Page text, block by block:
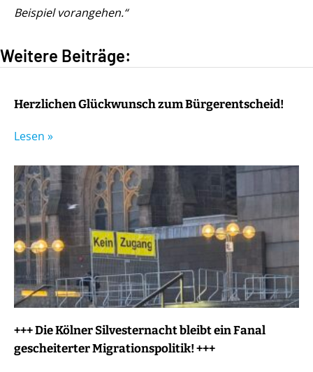
Beispiel vorangehen.“
Weitere Beiträge:
Herzlichen Glückwunsch zum Bürgerentscheid!
Lesen »
+++ Die Kölner Silvesternacht bleibt ein Fanal
gescheiterter Migrationspolitik! +++